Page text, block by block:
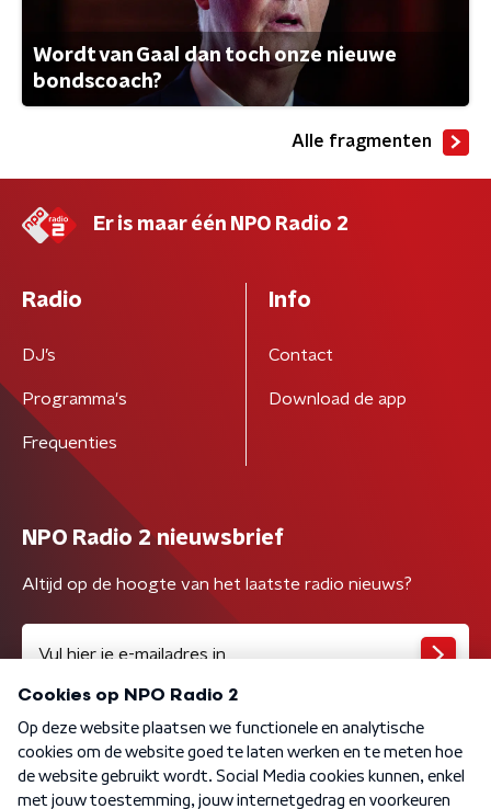
Wordt van Gaal dan toch onze nieuwe
bondscoach?
Alle fragmenten
Er is maar één NPO Radio 2
Radio
DJ’s
Programma's
Frequenties
Info
Contact
Download de app
NPO Radio 2 nieuwsbrief
Altijd op de hoogte van het laatste radio nieuws?
Algemene voorwaarden